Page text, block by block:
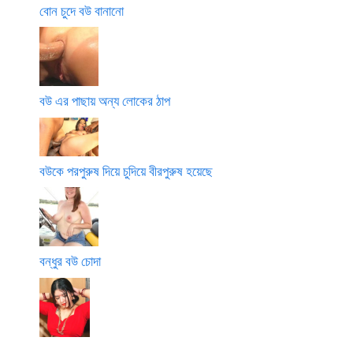
বোন চুদে বউ বানানো
বউ এর পাছায় অন্য লোকের ঠাপ
বউকে পরপুরুষ দিয়ে চুদিয়ে বীরপুরুষ হয়েছে
বন্ধুর বউ চোদা